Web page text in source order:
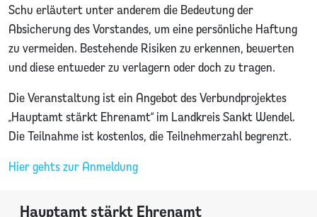
Schu erläutert unter anderem die Bedeutung der
Absicherung des Vorstandes, um eine persönliche Haftung
zu vermeiden. Bestehende Risiken zu erkennen, bewerten
und diese entweder zu verlagern oder doch zu tragen.
Die Veranstaltung ist ein Angebot des Verbundprojektes
„Hauptamt stärkt Ehrenamt“ im Landkreis Sankt Wendel.
Die Teilnahme ist kostenlos, die Teilnehmerzahl begrenzt.
Hier gehts zur Anmeldung
Hauptamt stärkt Ehrenamt